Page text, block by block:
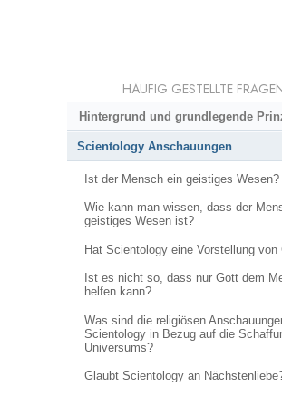
HÄUFIG GESTELLTE
Hintergrund und grundlegende
Scientology Anschauungen
Ist der Mensch ein geistiges Wesen?
Wie kann man wissen, dass der
geistiges Wesen ist?
Hat Scientology eine Vorstellung von
Ist es nicht so, dass nur Gott dem
helfen kann?
Was sind die religiösen
Scientology in Bezug auf die
Universums?
Glaubt Scientology an